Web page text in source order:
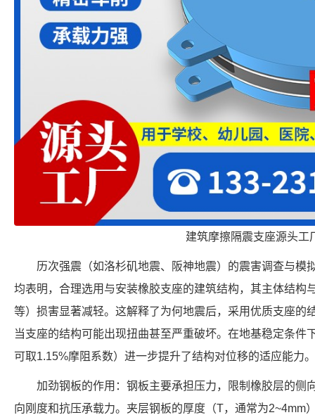
建筑摩擦隔震支座源头工
历次强震（如洛杉矶地震、阪神地震）的震害调查与模
均表明，合理选用与安装橡胶支座的建筑结构，其主体结构
等）损害显著减轻。这解释了为何地震后，采用优质支座的
当支座的结构可能出现扭曲甚至严重破坏。在地基稳定条件
可取1.15%摩阻系数）进一步提升了结构对位移的适应能力。
加劲钢板的作用：钢板主要承担压力，限制橡胶层的侧
向刚度和抗压承载力。夹层钢板的厚度（T，通常为2~4mm